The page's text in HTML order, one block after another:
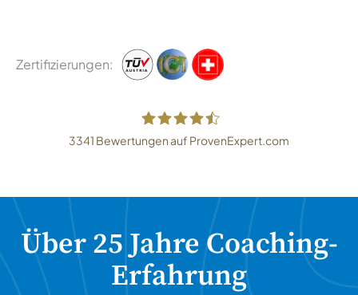
Zertifizierungen
3341 Bewertungen auf ProvenExpert.com
Über 25 Jahre Coaching-
Erfahrung